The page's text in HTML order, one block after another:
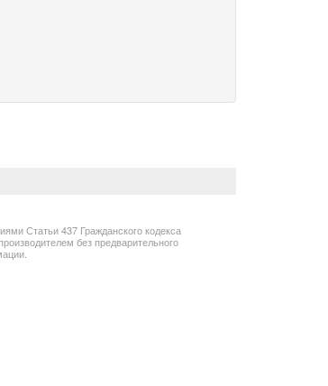
Статьи 437 Гражданского кодекса
без предварительного